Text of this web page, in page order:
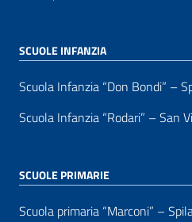
SCUOLE INFANZIA
Scuola Infanzia “Don Bondi” –
Scuola Infanzia “Rodari” – San
SCUOLE PRIMARIE
Scuola primaria “Marconi” –